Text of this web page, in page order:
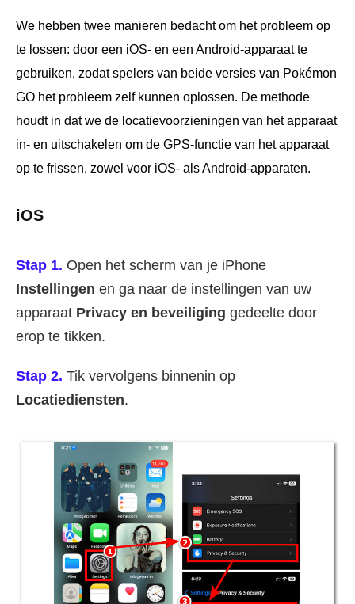
We hebben twee manieren bedacht om het probleem op
te lossen: door een iOS- en een Android-apparaat te
gebruiken, zodat spelers van beide versies van Pokémon
GO het probleem zelf kunnen oplossen. De methode
houdt in dat we de locatievoorzieningen van het apparaat
in- en uitschakelen om de GPS-functie van het apparaat
op te frissen, zowel voor iOS- als Android-apparaten.
iOS
Stap 1. Open het scherm van je iPhone
Instellingen en ga naar de instellingen van uw
apparaat Privacy en beveiliging gedeelte door
erop te tikken.
Stap 2. Tik vervolgens binnenin op
Locatiediensten.